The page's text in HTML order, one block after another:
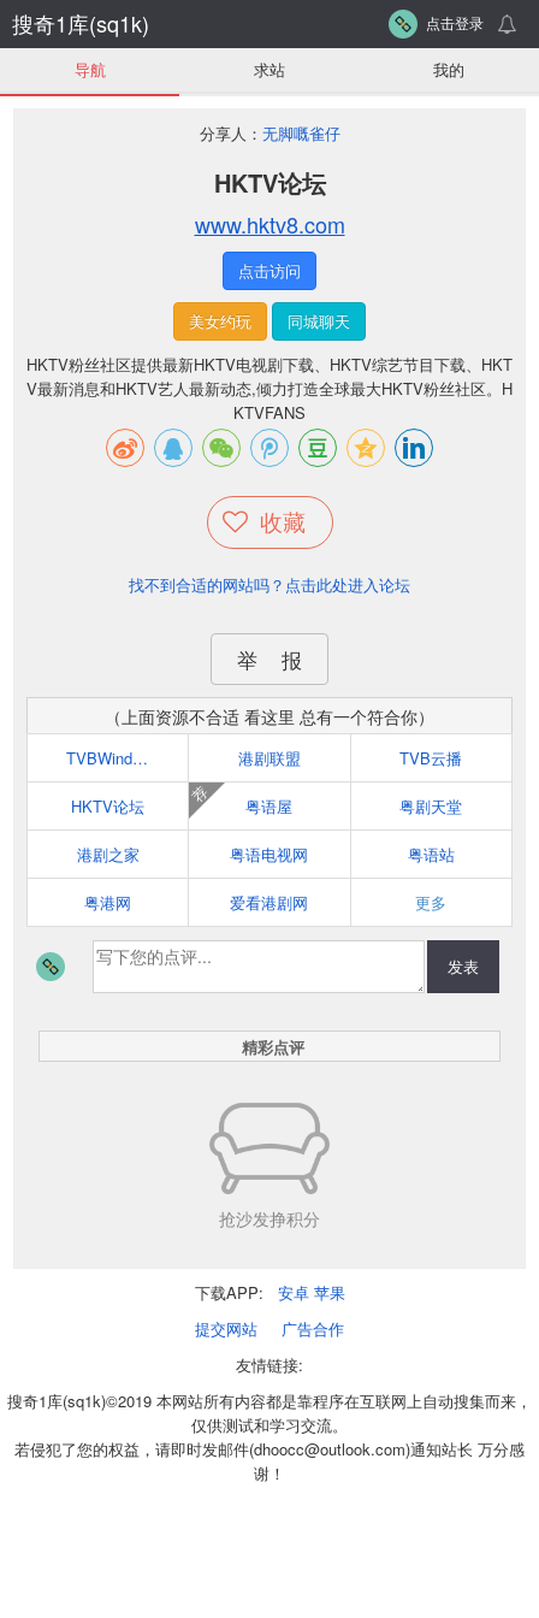
搜奇1库(sq1k) 点击登录
导航 求站 我的
分享人： 无脚嘅雀仔
HKTV论坛
www.hktv8.com
点击访问
美女约玩
同城聊天
HKTV粉丝社区提供最新HKTV电视剧下载、HKTV综艺节目下载、HKT
V最新消息和HKTV艺人最新动态,倾力打造全球最大HKTV粉丝社区。H
KTVFANS
收藏
找不到合适的网站吗？点击此处进入论坛
举 报
（上面资源不合适 看这里 总有一个符合你）
TVBWind港剧网 港剧联盟 TVB云播
HKTV论坛 粤语屋
荐
粤剧天堂
港剧之家 粤语电视网 粤语站
粤港网 爱看港剧网 更多
发表
精彩点评
抢沙发挣积分
下载APP: 安卓 苹果
提交网站
广告合作
友情链接:
搜奇1库(sq1k)©2019 本网站所有内容都是靠程序在互联网上自动搜集而来，
仅供测试和学习交流。
若侵犯了您的权益，请即时发邮件(dhoocc@outlook.com)通知站长 万分感
谢！